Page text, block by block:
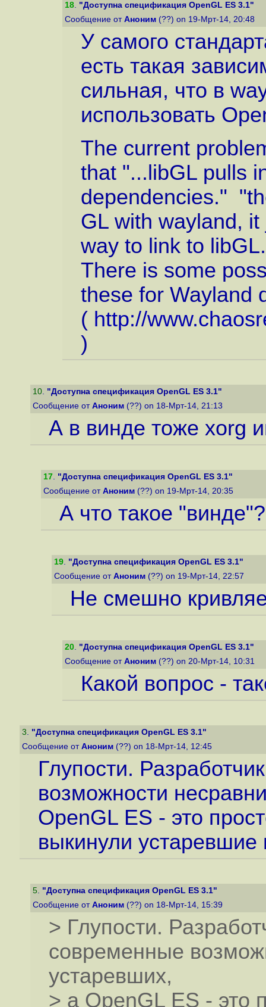
18. "Доступна спецификация OpenGL ES 3.1"
Сообщение от Аноним (??) on 19-Мрт-14, 20:48
У самого
есть такая
сильная, что в
использовать
The current
that "...libGL pulls
dependencies."
GL with wayland,
way to link to
There is some
these for Wayland
( http://
)
10. "Доступна спецификация OpenGL ES 3.1"
Сообщение от Аноним (??) on 18-Мрт-14, 21:13
А в винде тоже xorg
17. "Доступна спецификация OpenGL ES 3.1"
Сообщение от Аноним (??) on 19-Мрт-14, 20:35
А что такое "винде"?
19. "Доступна спецификация OpenGL ES 3.1"
Сообщение от Аноним (??) on 19-Мрт-14, 22:57
Не смешно
20. "Доступна спецификация OpenGL ES 3.1"
Сообщение от Аноним (??) on 20-Мрт-14, 10:31
Какой вопрос -
3. "Доступна спецификация OpenGL ES 3.1"
Сообщение от Аноним (??) on 18-Мрт-14, 12:45
Глупости.
возможности
OpenGL ES - это
выкинули устаревшие
5. "Доступна спецификация OpenGL ES 3.1"
Сообщение от Аноним (??) on 18-Мрт-14, 15:39
> Глупости.
современные
устаревших,
> а OpenGL ES - это